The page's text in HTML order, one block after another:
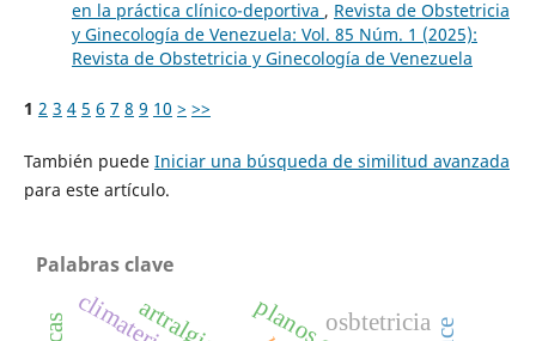
en la práctica clínico-deportiva , Revista de Obstetricia
y Ginecología de Venezuela: Vol. 85 Núm. 1 (2025):
Revista de Obstetricia y Ginecología de Venezuela
1 2 3 4 5 6 7 8 9 10 > >>
También puede Iniciar una búsqueda de similitud avanzada
para este artículo.
Palabras clave
osbtetricia
climaterioartralgia